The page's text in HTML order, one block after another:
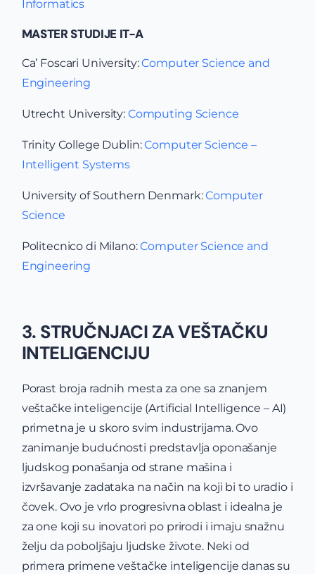
Informatics
MASTER STUDIJE IT-A
Ca’ Foscari University:Computer Science and
Engineering
Utrecht University: Computing Science
Trinity College Dublin:Computer Science –
Intelligent Systems
University of Southern Denmark:Computer
Science
Politecnico di Milano:Computer Science and
Engineering
3. STRUČNJACI ZA VEŠTAČKU
INTELIGENCIJU
Porast broja radnih mesta za one sa znanjem
veštačke inteligencije (Artificial Intelligence – AI)
primetna je u skoro svim industrijama. Ovo
zanimanje budućnosti predstavlja oponašanje
ljudskog ponašanja od strane mašina i
izvršavanje zadataka na način na koji bi to uradio i
čovek. Ovo je vrlo progresivna oblast i idealna je
za one koji su inovatori po prirodi i imaju snažnu
želju da poboljšaju ljudske živote. Neki od
primera primene veštačke inteligencije danas su